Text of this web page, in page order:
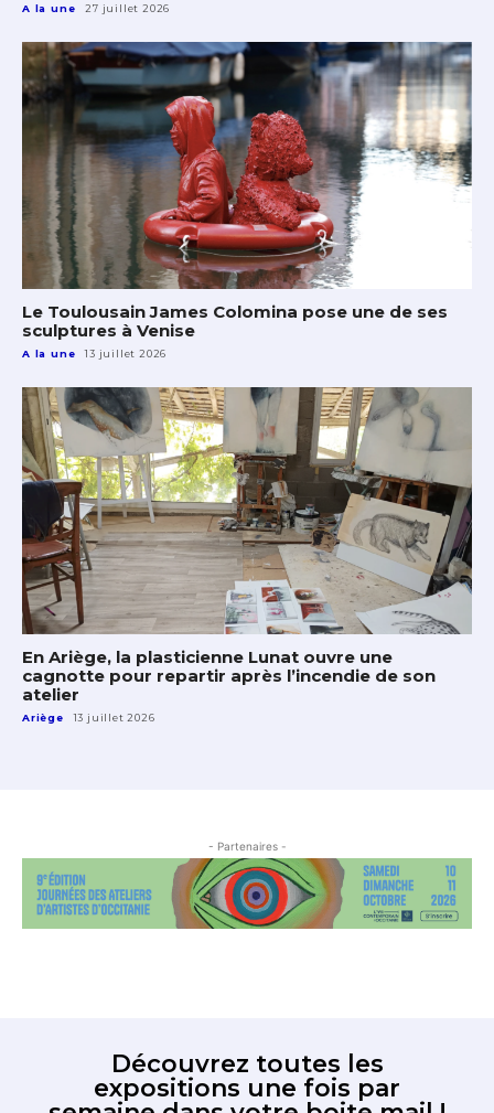
A la une 27 juillet 2026
Le Toulousain James Colomina pose une de ses
sculptures à Venise
A la une 13 juillet 2026
En Ariège, la plasticienne Lunat ouvre une
cagnotte pour repartir après l’incendie de son
atelier
Ariège 13 juillet 2026
- Partenaires -
Découvrez toutes les
expositions une fois par